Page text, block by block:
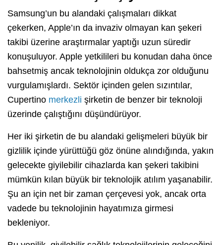
Samsung’un bu alandaki çalışmaları dikkat
çekerken, Apple’ın da invaziv olmayan kan şekeri
takibi üzerine araştırmalar yaptığı uzun süredir
konuşuluyor. Apple yetkilileri bu konudan daha önce
bahsetmiş ancak teknolojinin oldukça zor olduğunu
vurgulamışlardı. Sektör içinden gelen sızıntılar,
Cupertino merkezli şirketin de benzer bir teknoloji
üzerinde çalıştığını düşündürüyor.
Her iki şirketin de bu alandaki gelişmeleri büyük bir
gizlilik içinde yürüttüğü göz önüne alındığında, yakın
gelecekte giyilebilir cihazlarda kan şekeri takibini
mümkün kılan büyük bir teknolojik atılım yaşanabilir.
Şu an için net bir zaman çerçevesi yok, ancak orta
vadede bu teknolojinin hayatımıza girmesi
bekleniyor.